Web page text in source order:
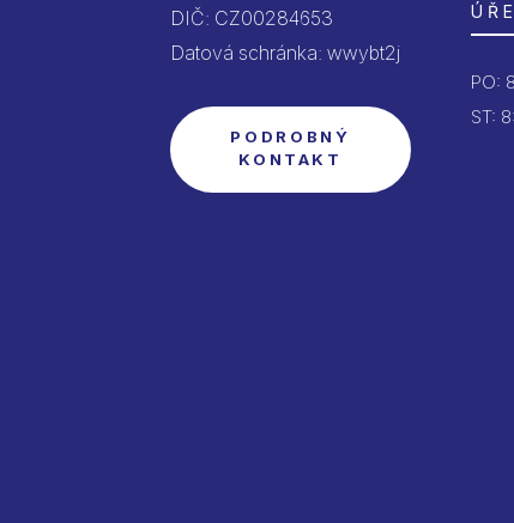
DIČ: CZ00284653
Datová schránka: wwybt2j
PODROBNÝ
KONTAKT
PO:
ST: